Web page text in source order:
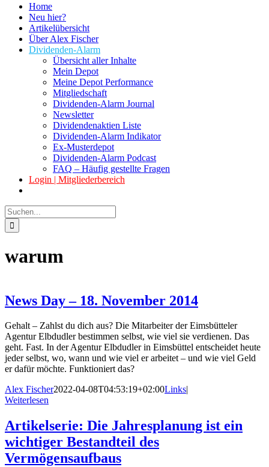
Home
Neu hier?
Artikelübersicht
Über Alex Fischer
Dividenden-Alarm
Übersicht aller Inhalte
Mein Depot
Meine Depot Performance
Mitgliedschaft
Dividenden-Alarm Journal
Newsletter
Dividendenaktien Liste
Dividenden-Alarm Indikator
Ex-Musterdepot
Dividenden-Alarm Podcast
FAQ – Häufig gestellte Fragen
Login | Mitgliederbereich
Suche
nach:
warum
News Day – 18. November 2014
Gehalt – Zahlst du dich aus? Die Mitarbeiter der Eimsbütteler
Agentur Elbdudler bestimmen selbst, wie viel sie verdienen. Das
geht. Fast. In der Agentur Elbdudler in Eimsbüttel entscheidet heute
jeder selbst, wo, wann und wie viel er arbeitet – und wie viel Geld
er dafür möchte. Funktioniert das?
Alex Fischer2022-04-08T04:53:19+02:00Links|
Weiterlesen
Artikelserie: Die Jahresplanung ist ein
wichtiger Bestandteil des
Vermögensaufbaus